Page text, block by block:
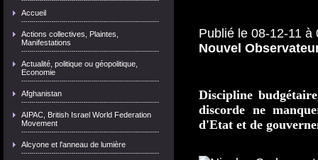
Accueil
Actions collectives, Plaintes,
Manifestations
Actualité, politique ou géopolitique,
Economie
Afghanistan
AIPAC, British Israel World Federation
Movement
Alcyone et l'anneau de lumière
Publié le 08-12-
Nouvel
Discipline
discorde ne
d'Etat et de